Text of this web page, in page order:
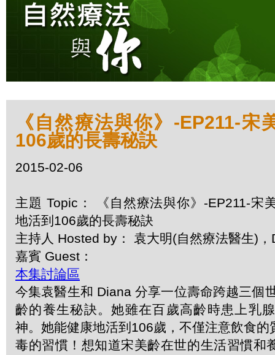
《自然療法與你》-EP211-宋
106歲的長壽秘訣
2015-02-06
主題 Topic： 《自然療法與你》-EP211-宋
地活到106歲的長壽秘訣
主持人 Hosted by： 袁大明(自然療法醫生)，
嘉賓 Guest：
本集討論區
今集袁醫生和 Diana 分享一位壽命跨越三個
齡的養生秘訣。她雖在百歲高齡時患上乳
神。她能健康地活到106歲，不僅注意飲食的
毒的習慣！想知道宋美齡在世的生活習慣和